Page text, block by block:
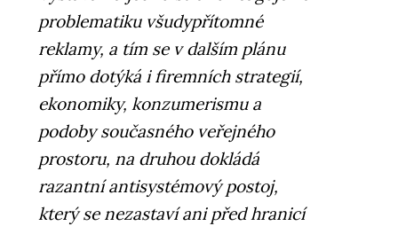
problematiku všudypřítomné
reklamy, a tím se v dalším plánu
přímo dotýká i firemních strategií,
ekonomiky, konzumerismu a
podoby současného veřejného
prostoru, na druhou dokládá
razantní antisystémový postoj,
který se nezastaví ani před hranicí